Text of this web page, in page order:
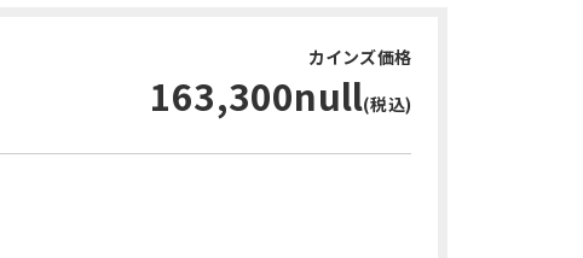
カインズ価格
163,300null(税込)